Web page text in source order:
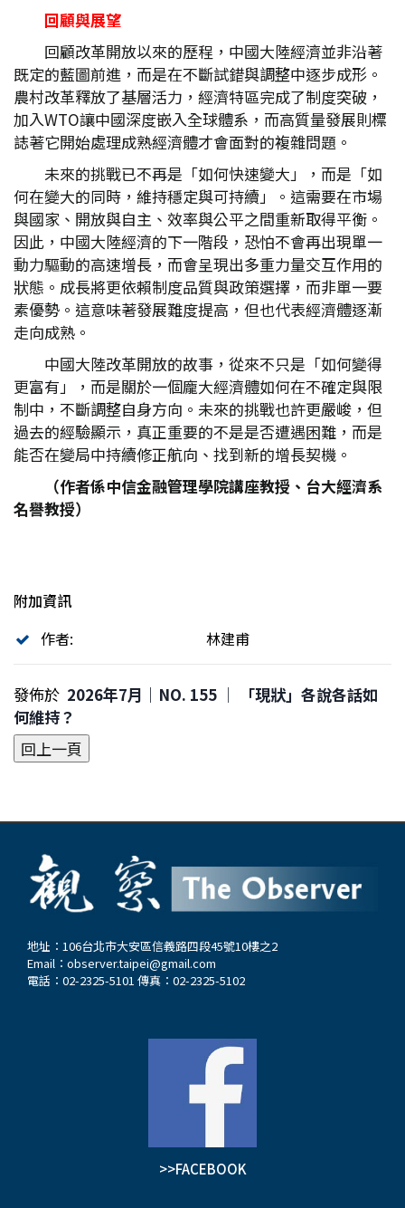
回顧與展望
回顧改革開放以來的歷程，中國大陸經濟並非沿著
既定的藍圖前進，而是在不斷試錯與調整中逐步成形。
農村改革釋放了基層活力，經濟特區完成了制度突破，
加入WTO讓中國深度嵌入全球體系，而高質量發展則標
誌著它開始處理成熟經濟體才會面對的複雜問題。
未來的挑戰已不再是「如何快速變大」，而是「如
何在變大的同時，維持穩定與可持續」。這需要在市場
與國家、開放與自主、效率與公平之間重新取得平衡。
因此，中國大陸經濟的下一階段，恐怕不會再出現單一
動力驅動的高速增長，而會呈現出多重力量交互作用的
狀態。成長將更依賴制度品質與政策選擇，而非單一要
素優勢。這意味著發展難度提高，但也代表經濟體逐漸
走向成熟。
中國大陸改革開放的故事，從來不只是「如何變得
更富有」，而是關於一個龐大經濟體如何在不確定與限
制中，不斷調整自身方向。未來的挑戰也許更嚴峻，但
過去的經驗顯示，真正重要的不是是否遭遇困難，而是
能否在變局中持續修正航向、找到新的增長契機。
（作者係中信金融管理學院講座教授、台大經濟系
名譽教授）
附加資訊
作者:
林建甫
發佈於 2026年7月｜NO. 155 │ 「現狀」各說各話如
何維持？
地址：106台北市大安區信義路四段45號10樓之2
Email： observer.taipei@gmail.com
電話：02-2325-5101 傳真：02-2325-5102
>>FACEBOOK